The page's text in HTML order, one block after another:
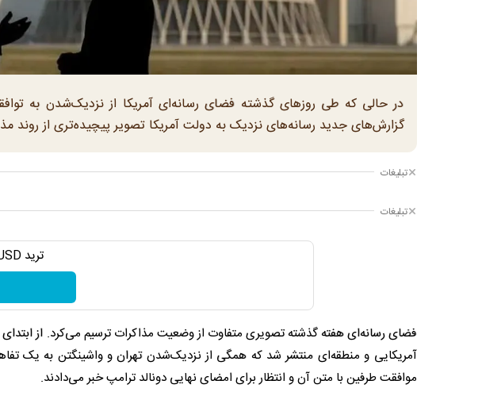
در حالی که طی روزهای گذشته فضای رسانه‌ای آمریکا از نزدیک‌شدن به
گزارش‌های جدید رسانه‌های نزدیک به دولت آمریکا تصویر پیچیده‌تری از روند
تبلیغات
تبلیغات
ترید XAUUSD با اسپرد از صفر پیپ
فضای رسانه‌ای هفته گذشته تصویری متفاوت از وضعیت مذاکرات ترسیم می‌کرد. از
آمریکایی و منطقه‌ای منتشر شد که همگی از نزدیک‌شدن تهران و واشینگتن به یک
موافقت طرفین با متن آن و انتظار برای امضای نهایی دونالد ترامپ خبر می‌دادند.